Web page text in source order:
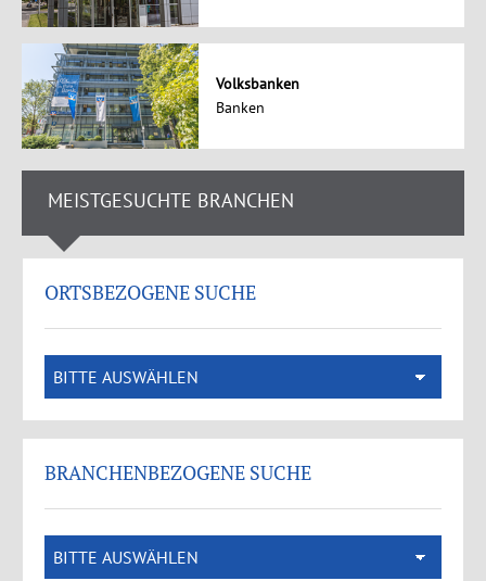
Volksbanken
Banken
MEISTGESUCHTE BRANCHEN
ORTSBEZOGENE SUCHE
BRANCHENBEZOGENE SUCHE